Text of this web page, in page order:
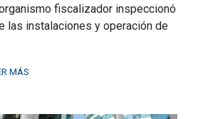
fiscalizador inspeccionó
las instalaciones y operación de
MÁS